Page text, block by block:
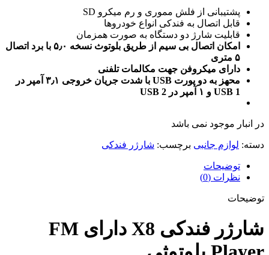
پشتیبانی از فلش مموری و رم میکرو SD
قابل اتصال به فندکی انواع خودروها
قابلیت شارژ دو دستگاه به صورت همزمان
امکان اتصال بی سیم از طریق بلوتوث نسخه ۵٫۰ با برد اتصال
۵ متری
دارای میکروفن جهت مکالمات تلفنی
محهز به دو پورت USB با شدت جریان خروجی ۳٫۱ آمپر در
USB 1 و ۱ آمپر در USB 2
در انبار موجود نمی باشد
دسته: لوازم جانبی برچسب: شارژر فندکی
توضیحات
نظرات (0)
توضیحات
شارژر فندکی X8 دارای FM